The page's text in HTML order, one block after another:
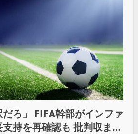
だろ」 FIFA幹部がインファ
持を再確認も 批判収まら